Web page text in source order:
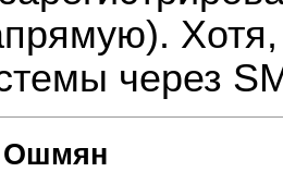
через
Ошмян